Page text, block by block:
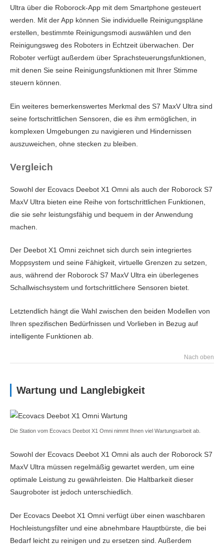
Ultra über die Roborock-App mit dem Smartphone gesteuert
werden. Mit der App können Sie individuelle Reinigungspläne
erstellen, bestimmte Reinigungsmodi auswählen und den
Reinigungsweg des Roboters in Echtzeit überwachen. Der
Roboter verfügt außerdem über Sprachsteuerungsfunktionen,
mit denen Sie seine Reinigungsfunktionen mit Ihrer Stimme
steuern können.
Ein weiteres bemerkenswertes Merkmal des S7 MaxV Ultra sind
seine fortschrittlichen Sensoren, die es ihm ermöglichen, in
komplexen Umgebungen zu navigieren und Hindernissen
auszuweichen, ohne stecken zu bleiben.
Vergleich
Sowohl der Ecovacs Deebot X1 Omni als auch der Roborock S7
MaxV Ultra bieten eine Reihe von fortschrittlichen Funktionen,
die sie sehr leistungsfähig und bequem in der Anwendung
machen.
Der Deebot X1 Omni zeichnet sich durch sein integriertes
Moppsystem und seine Fähigkeit, virtuelle Grenzen zu setzen,
aus, während der Roborock S7 MaxV Ultra ein überlegenes
Schallwischsystem und fortschrittlichere Sensoren bietet.
Letztendlich hängt die Wahl zwischen den beiden Modellen von
Ihren spezifischen Bedürfnissen und Vorlieben in Bezug auf
intelligente Funktionen ab.
Nach oben
Wartung und Langlebigkeit
Die Station vom Ecovacs Deebot X1 Omni nimmt Ihnen viel Wartungsarbeit ab.
Sowohl der Ecovacs Deebot X1 Omni als auch der Roborock S7
MaxV Ultra müssen regelmäßig gewartet werden, um eine
optimale Leistung zu gewährleisten. Die Haltbarkeit dieser
Saugroboter ist jedoch unterschiedlich.
Der Ecovacs Deebot X1 Omni verfügt über einen waschbaren
Hochleistungsfilter und eine abnehmbare Hauptbürste, die bei
Bedarf leicht zu reinigen und zu ersetzen sind. Außerdem